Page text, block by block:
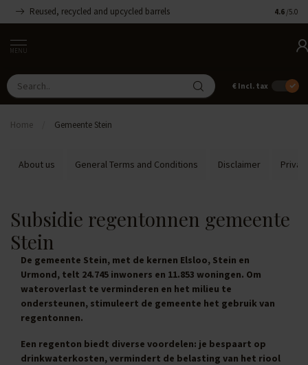
Reused, recycled and upcycled barrels 4.6 /5.0
MENU
€ Incl. tax
Home Gemeente Stein
About us General Terms and Conditions Disclaimer
Subsidie regentonnen gemeente
Stein
De gemeente Stein, met de kernen Elsloo, Stein en
Urmond, telt 24.745 inwoners en 11.853 woningen. Om
wateroverlast te verminderen en het milieu te
ondersteunen, stimuleert de gemeente het gebruik van
regentonnen.
Een regenton biedt diverse voordelen: je bespaart op
drinkwaterkosten, vermindert de belasting van het riool